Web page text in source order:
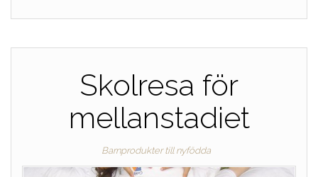
Skolresa för
mellanstadiet
Barnprodukter till nyfödda